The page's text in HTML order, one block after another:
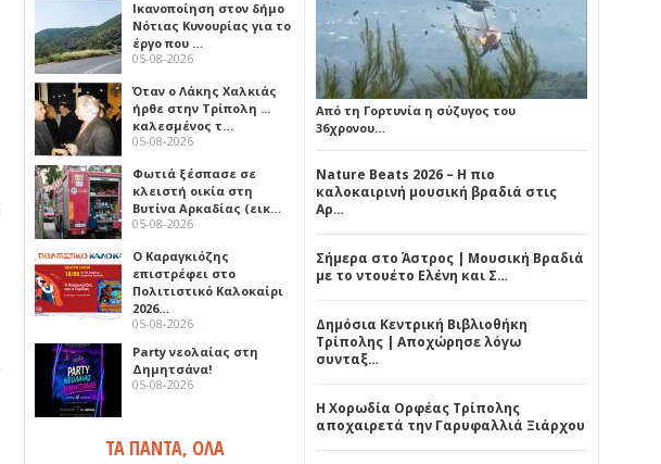
Ικανοποίηση στον δήμο
Νότιας Κυνουρίας για το
έργο που …
05-08-2026
Όταν ο Λάκης Χαλκιάς
ήρθε στην Τρίπολη ...
καλεσμένος τ…
05-08-2026
Φωτιά ξέσπασε σε
κλειστή οικία στη
Βυτίνα Αρκαδίας (εικ…
05-08-2026
Ο Καραγκιόζης
επιστρέφει στο
Πολιτιστικό Καλοκαίρι
2026…
05-08-2026
Party νεολαίας στη
Δημητσάνα!
05-08-2026
ΤΑ ΠΑΝΤΑ, ΟΛΑ
Από τη Γορτυνία η σύζυγος του
36χρονου…
Nature Beats 2026 – Η πιο
καλοκαιρινή μουσική βραδιά στις
Αρ…
Σήμερα στο Άστρος | Μουσική Βραδιά
με το ντουέτο Ελένη και Σ…
Δημόσια Κεντρική Βιβλιοθήκη
Τρίπολης | Αποχώρησε λόγω
συνταξ…
Η Χορωδία Ορφέας Τρίπολης
αποχαιρετά την Γαρυφαλλιά Ξιάρχου